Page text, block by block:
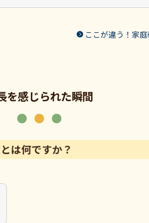
ここが違う！家
を感じられた瞬間
は何ですか？